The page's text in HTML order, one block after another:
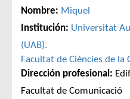
Nombre: Miquel
Institución: Universitat
(UAB).
Facultat de Ciències de la
Dirección profesional:
Facultat de Comunicació